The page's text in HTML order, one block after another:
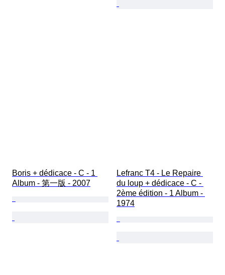
Boris + dédicace - C - 1
Album - 第一版 - 2007
Lefranc T4 - Le Repaire
du loup + dédicace - C -
2ème édition - 1 Album -
1974